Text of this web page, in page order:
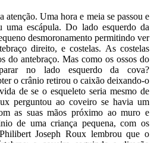
Uma hora e meia se passou e
uma escápula. Do lado esquerdo da
desmoronamento permitindo ver
direito, e costelas. As costelas
do antebraço. Mas como os ossos do
no lado esquerdo da cova?
o crânio retirou o caixão deixando-o
de se o esqueleto seria mesmo de
perguntou ao coveiro se havia um
as suas mãos próximo ao muro e
de uma criança pequena, com os
Joseph Roux lembrou que o